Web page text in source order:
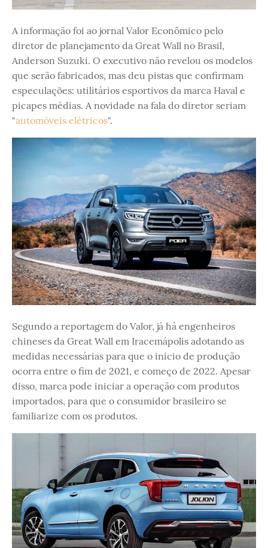
A informação foi ao jornal Valor Econômico pelo
diretor de planejamento da Great Wall no Brasil,
Anderson Suzuki. O executivo não revelou os modelos
que serão fabricados, mas deu pistas que confirmam
especulações: utilitários esportivos da marca Haval e
picapes médias. A novidade na fala do diretor seriam
"automóveis elétricos".
Segundo a reportagem do Valor, já há engenheiros
chineses da Great Wall em Iracemápolis adotando as
medidas necessárias para que o início de produção
ocorra entre o fim de 2021, e começo de 2022. Apesar
disso, marca pode iniciar a operação com produtos
importados, para que o consumidor brasileiro se
familiarize com os produtos.